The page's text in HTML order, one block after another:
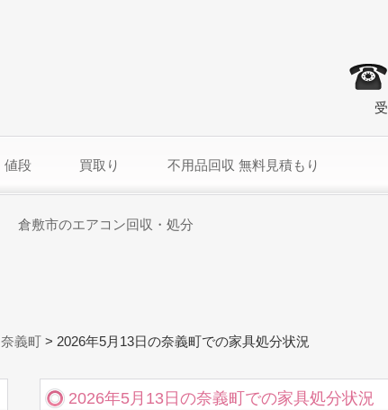
値段 買取り 不用品回収 無料見積もり
倉敷市のエアコン回収・処分
奈義町 > 2026年5月13日の奈義町での家具処分状況
2026年5月13日の奈義町での家具処分状況